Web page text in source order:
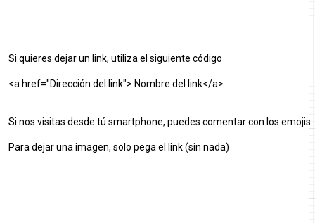
Si quieres dejar un link, utiliza el siguiente código
<a href="Dirección del link"> Nombre del link</a>
Si nos visitas desde tú smartphone, puedes comentar con los emojis
Para dejar una imagen, solo pega el link (sin nada)